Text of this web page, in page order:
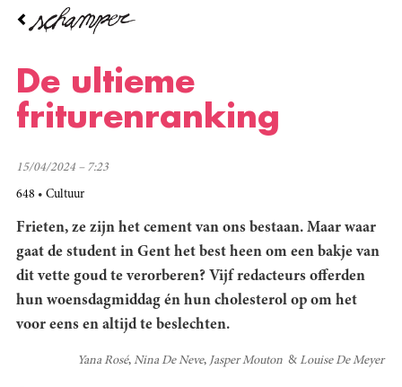
Overslaan
inhoud
gaanDe ultieme
friturenranking
15/04/2024 – 7:23
648 Cultuur
Frieten, ze zijn het cement van ons bestaan. Maar waar
gaat de student in Gent het best heen om een bakje van
dit vette goud te verorberen? Vijf redacteurs offerden
hun woensdagmiddag én hun cholesterol op om het
voor eens en altijd te beslechten.
Yana Rosé Nina De Neve Jasper Mouton Louise De Meyer